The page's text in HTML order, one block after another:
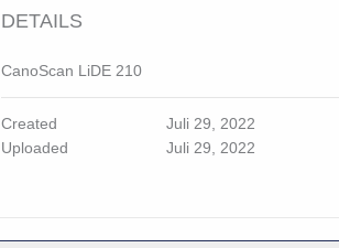
DETAILS
CanoScan LiDE 210
Created
Juli 29, 2022
Uploaded
Juli 29, 2022